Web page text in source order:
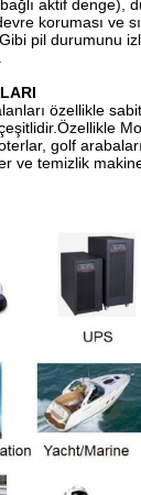
aktif denge),
koruması ve
pil durumunu
özellikle
golf
ve temizlik